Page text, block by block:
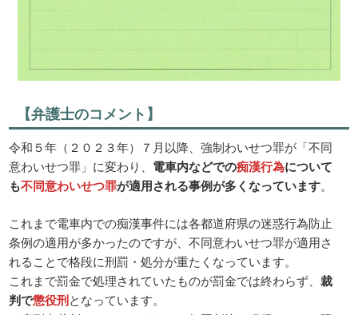
【弁護士のコメント】
令和５年（２０２３年）７月以降、強制わいせつ罪が「不同
意わいせつ罪」に変わり、 電車内などでの痴漢行為について
も不同意わいせつ罪が適用される事例が多くなっています。
これまで電車内での痴漢事件には各都道府県の迷惑行為防止
条例の適用が多かったのですが、不同意わいせつ罪が適用さ
れることで格段に刑罰・処分が重たくなっています。
これまで罰金で処理されていたものが罰金では終わらず、裁
判で懲役刑となっています。